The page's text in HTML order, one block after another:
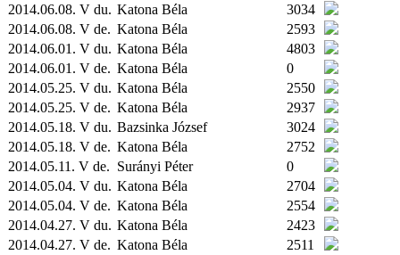
2014.06.08. V du. Katona Béla
3034
2014.06.08. V de. Katona Béla
2593
2014.06.01. V du. Katona Béla
4803
2014.06.01. V de. Katona Béla
0
2014.05.25. V du. Katona Béla
2550
2014.05.25. V de. Katona Béla
2937
2014.05.18. V du. Bazsinka József
3024
2014.05.18. V de. Katona Béla
2752
2014.05.11. V de. Surányi Péter
0
2014.05.04. V du. Katona Béla
2704
2014.05.04. V de. Katona Béla
2554
2014.04.27. V du. Katona Béla
2423
2014.04.27. V de. Katona Béla
2511